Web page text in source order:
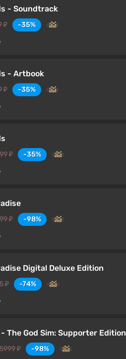
- Soundtrack
₽
-35%
- Artbook
₽
-35%
₽
-35%
₽
-98%
Digital Deluxe Edition
₽
-74%
The God Sim: Supporter Edition
₽
-98%